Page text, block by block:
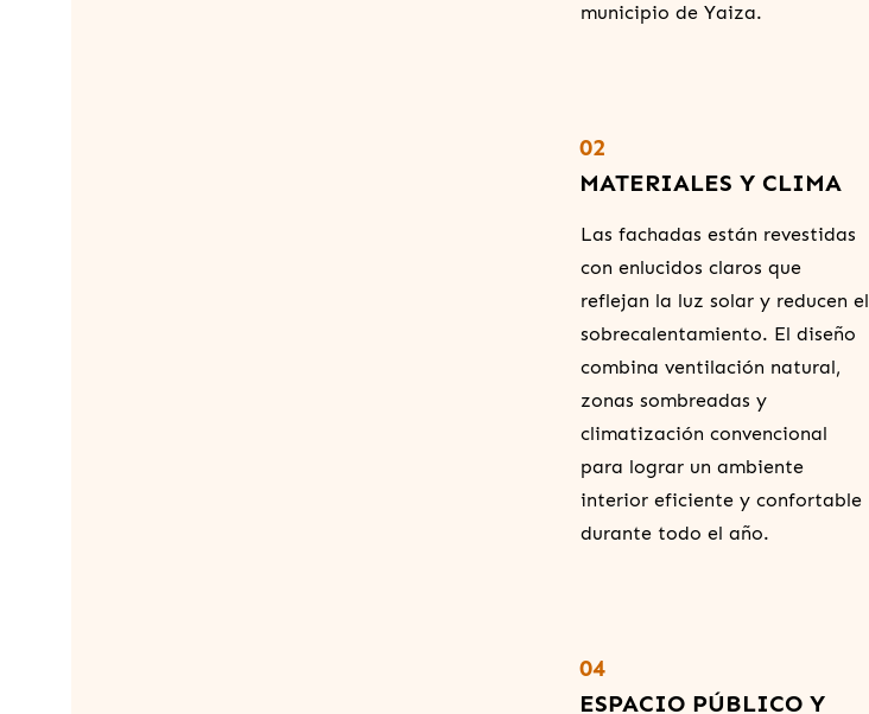
municipio de Yaiza.
02
MATERIALES Y CLIMA
Las fachadas están revestidas
con enlucidos claros que
reflejan la luz solar y reducen el
sobrecalentamiento. El diseño
combina ventilación natural,
zonas sombreadas y
climatización convencional
para lograr un ambiente
interior eficiente y confortable
durante todo el año.
04
ESPACIO PÚBLICO Y